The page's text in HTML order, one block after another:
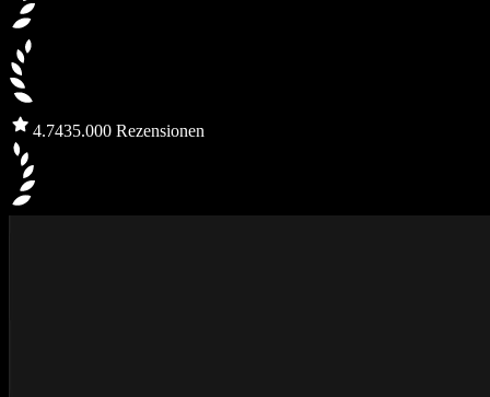
4.7435.000 Rezensionen